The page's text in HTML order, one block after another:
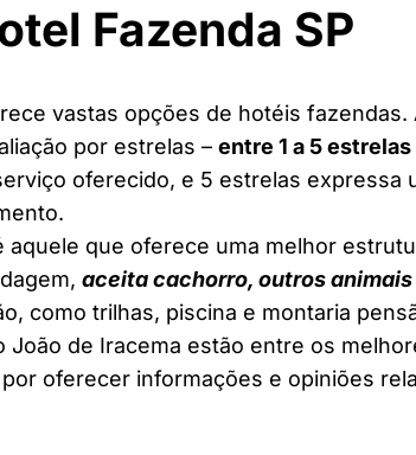
Fazenda SP
vastas opções de hotéis
por estrelas – entre 1 a 5 estrelas
oferecido, e 5 estrelas expressa
aquele que oferece uma melhor
aceita cachorro, outros
como trilhas, piscina e montaria
João de Iracema estão entre os
oferecer informações e opiniões